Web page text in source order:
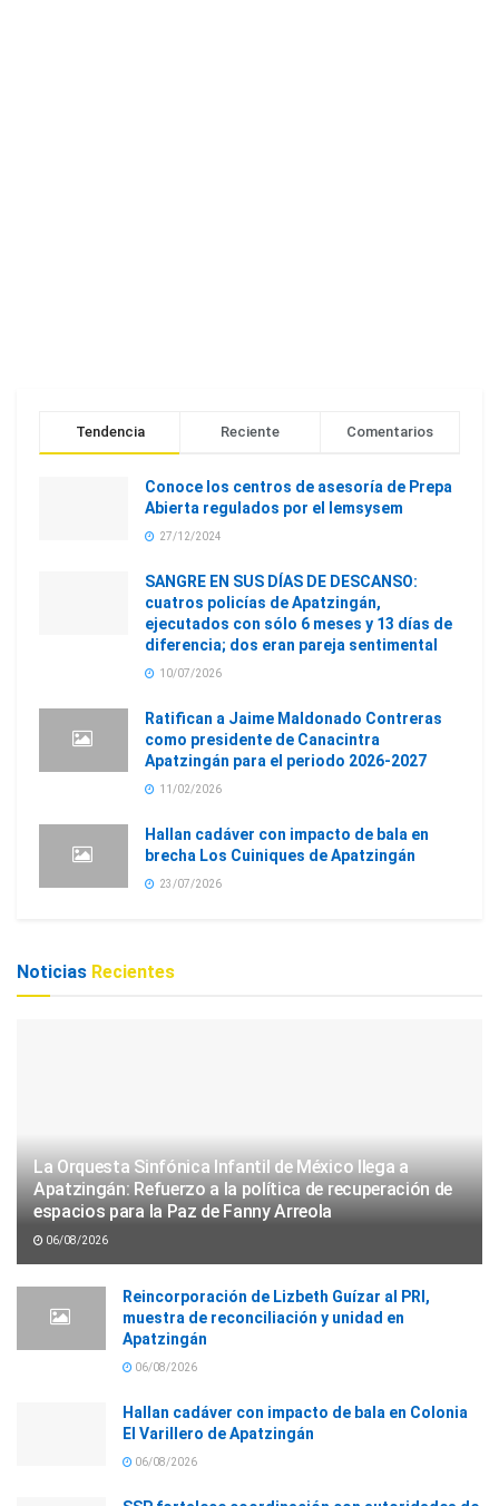
Tendencia Reciente Comentarios
Conoce los centros de asesoría de Prepa
Abierta regulados por el Iemsysem
27/12/2024
SANGRE EN SUS DÍAS DE DESCANSO:
cuatros policías de Apatzingán,
ejecutados con sólo 6 meses y 13 días de
diferencia; dos eran pareja sentimental
10/07/2026
Ratifican a Jaime Maldonado Contreras
como presidente de Canacintra
Apatzingán para el periodo 2026-2027
11/02/2026
Hallan cadáver con impacto de bala en
brecha Los Cuiniques de Apatzingán
23/07/2026
Noticias Recientes
La Orquesta Sinfónica Infantil de México llega a
Apatzingán: Refuerzo a la política de recuperación de
espacios para la Paz de Fanny Arreola
06/08/2026
Reincorporación de Lizbeth Guízar al PRI,
muestra de reconciliación y unidad en
Apatzingán
06/08/2026
Hallan cadáver con impacto de bala en Colonia
El Varillero de Apatzingán
06/08/2026